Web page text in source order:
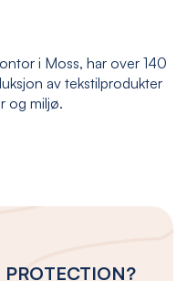
i Moss, har over 140
av tekstilprodukter
og miljø.
PROTECTION?